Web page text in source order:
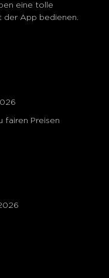
eine tolle
der App bedienen.
fairen Preisen